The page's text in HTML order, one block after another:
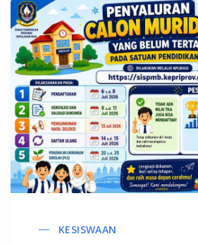
KESISWAAN